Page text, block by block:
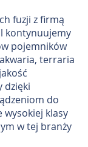
fuzji z firmą
kontynuujemy
pojemników
terraria
dzięki
do
wysokiej klasy
w tej branży